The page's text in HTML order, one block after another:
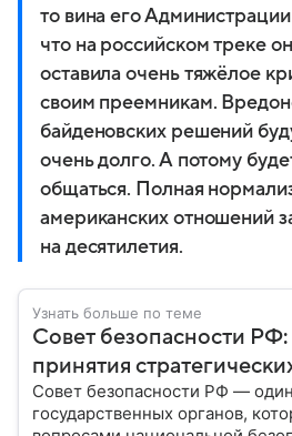
то вина его Администрации
что на российском треке
оставила очень тяжёлое
своим преемникам.
байденовских решений
очень долго. А потому
общаться. Полная
американских отношений
на десятилетия.
Узнать больше по теме
Совет безопасности
принятия
Совет безопасности РФ —
государственных органов,